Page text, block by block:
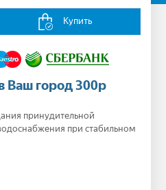
Купить
Ваш город 300р
принудительной
при стабильном